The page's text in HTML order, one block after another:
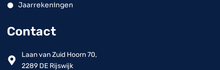
Jaarrekeningen
Contact
Laan van Zuid Hoorn 70,
2289 DE Rijswijk